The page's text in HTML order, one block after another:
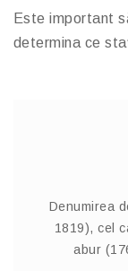
Este important
determina ce
Denumirea
1819), cel
abur